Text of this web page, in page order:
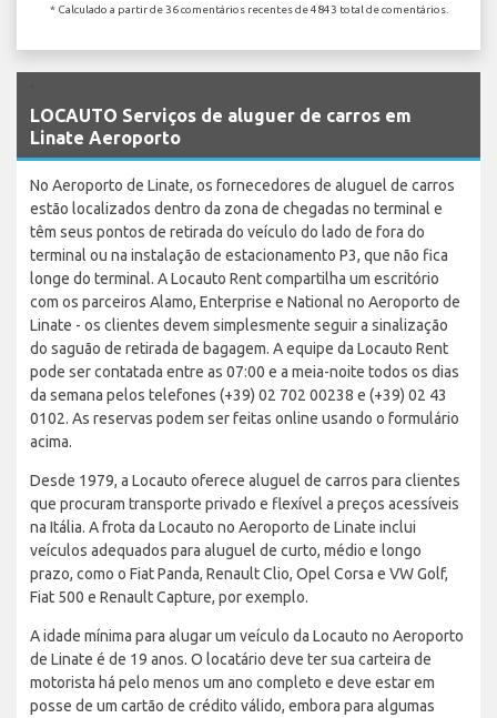
* Calculado a partir de 36 comentários recentes de 4843 total de comentários.
LOCAUTO Serviços de aluguer de carros em
Linate Aeroporto
No Aeroporto de Linate, os fornecedores de aluguel de carros
estão localizados dentro da zona de chegadas no terminal e
têm seus pontos de retirada do veículo do lado de fora do
terminal ou na instalação de estacionamento P3, que não fica
longe do terminal. A Locauto Rent compartilha um escritório
com os parceiros Alamo, Enterprise e National no Aeroporto de
Linate - os clientes devem simplesmente seguir a sinalização
do saguão de retirada de bagagem. A equipe da Locauto Rent
pode ser contatada entre as 07:00 e a meia-noite todos os dias
da semana pelos telefones (+39) 02 702 00238 e (+39) 02 43
0102. As reservas podem ser feitas online usando o formulário
acima.
Desde 1979, a Locauto oferece aluguel de carros para clientes
que procuram transporte privado e flexível a preços acessíveis
na Itália. A frota da Locauto no Aeroporto de Linate inclui
veículos adequados para aluguel de curto, médio e longo
prazo, como o Fiat Panda, Renault Clio, Opel Corsa e VW Golf,
Fiat 500 e Renault Capture, por exemplo.
A idade mínima para alugar um veículo da Locauto no Aeroporto
de Linate é de 19 anos. O locatário deve ter sua carteira de
motorista há pelo menos um ano completo e deve estar em
posse de um cartão de crédito válido, embora para algumas